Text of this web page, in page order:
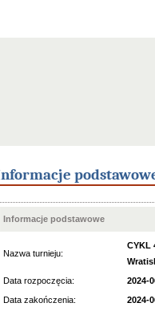
Informacje podstawowe
Nazwa turnieju:
CYKL
Data rozpoczęcia:
2024-
Data zakończenia:
2024-